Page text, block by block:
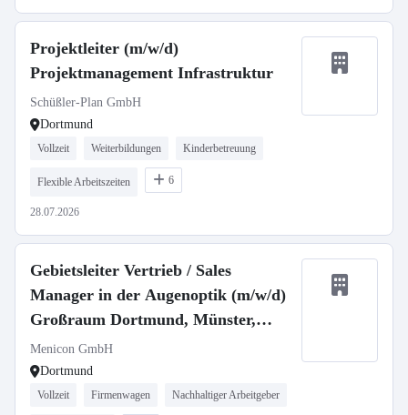
Projektleiter (m/w/d)
Projektmanagement Infrastruktur
Schüßler-Plan GmbH
Dortmund
Vollzeit Weiterbildungen Kinderbetreuung
Flexible Arbeitszeiten 6
28.07.2026
Gebietsleiter Vertrieb / Sales
Manager in der Augenoptik (m/w/d)
Großraum Dortmund, Münster,
Wuppertal, Duisburg, Bochum
Menicon GmbH
Dortmund
Vollzeit Firmenwagen Nachhaltiger Arbeitgeber